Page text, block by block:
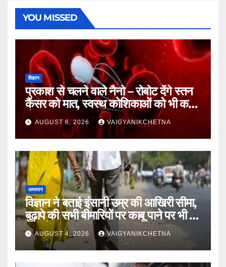
YOU MISSED
विज्ञान
प्रकाश से चलने वाले नैनो – रोबोट देंगे स्तन
कैंसर को मात, स्वस्थ कोशिकाओं को भी कम
होगा नुकसान
AUGUST 6, 2026 VAIGYANIKCHETNA
अध्ययन
विज्ञान ने बताई इंसानी उम्र की आखिरी सीमा,
बुढ़ापे की सभी बीमारियों पर काबू पाने पर भी वह
नहीं होगा ‘अमर’
AUGUST 4, 2026 VAIGYANIKCHETNA